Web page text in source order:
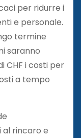
per ridurre i
e personale.
termine
saranno
CHF i costi per
a tempo
al rincaro e